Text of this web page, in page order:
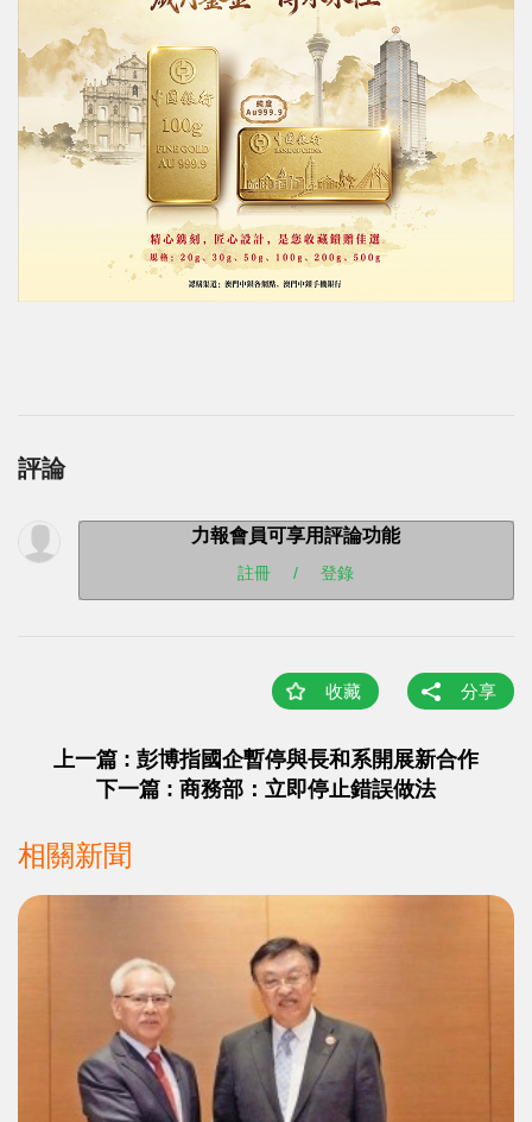
評論
力報會員可享用評論功能
註冊 / 登錄
收藏 分享
上一篇 : 彭博指國企暫停與長和系開展新合作
下一篇 : 商務部：立即停止錯誤做法
相關新聞